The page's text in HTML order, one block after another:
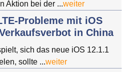
Aktion bei der ...weiter
Probleme mit iOS
in China
sich das neue iOS 12.1.1
sollte ...weiter